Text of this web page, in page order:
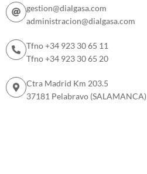
gestion@dialgasa.com
administracion@dialgasa.com
Tfno +34 923 30 65 11
Tfno +34 923 30 65 20
Ctra Madrid Km 203.5
37181 Pelabravo (SALAMANCA)